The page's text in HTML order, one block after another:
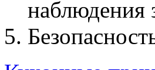
наблюдения